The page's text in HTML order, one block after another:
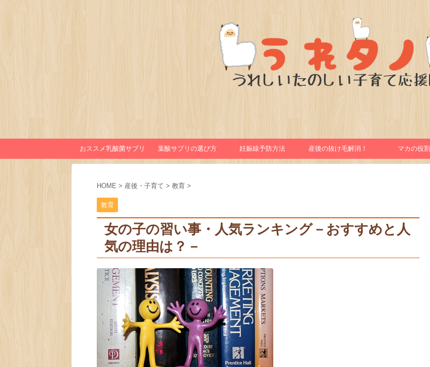
おススメ乳酸菌サプリ 葉酸サプリの選び方 妊娠線予防方法 産後の抜け毛解消！ マカの役割
HOME > 産後・子育て > 教育 >
教育
女の子の習い事・人気ランキング－おすすめと人
気の理由は？－